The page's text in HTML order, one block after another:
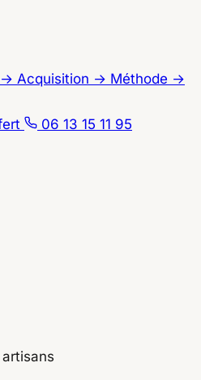
→ Acquisition → Méthode →
06 13 15 11 95